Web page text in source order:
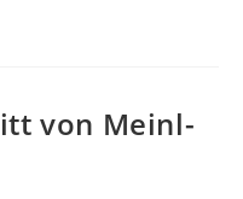
von Meinl-